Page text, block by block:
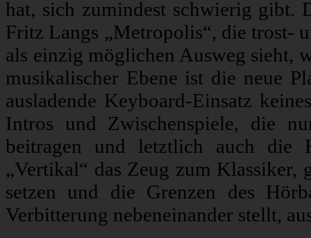
hat, sich zumindest schwierig gibt.
Fritz Langs „Metropolis“, die trost-
als einzig möglichen Ausweg sieht,
musikalischer Ebene ist die neue
ausladende Keyboard-Einsatz
Intros und Zwischenspiele, die
beitragen und letztlich auch die
„Vertikal“ das Zeug zum
setzen und die Grenzen des
Verbitterung nebeneinander stellt,